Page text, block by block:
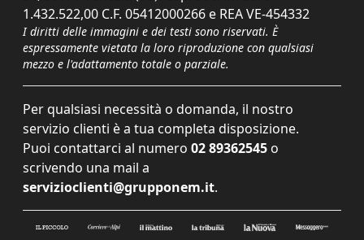
1.432.522,00 C.F. 05412000266 e REA VE-454332
I diritti delle immagini e dei testi sono riservati. È
espressamente vietata la loro riproduzione con qualsiasi
mezzo e l'adattamento totale o parziale.
Per qualsiasi necessità o domanda, il nostro
servizio clienti è a tua completa disposizione.
Puoi contattarci al numero 02 89362545 o
scrivendo una mail a
servizioclienti@grupponem.it.